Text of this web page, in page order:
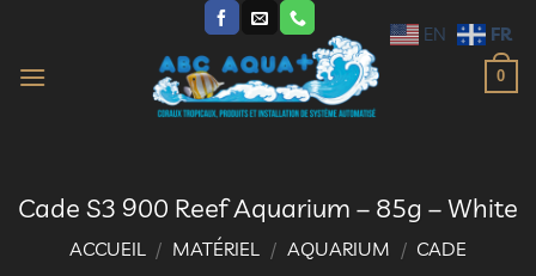
contenu
0
Cade S3 900 Reef Aquarium – 85g – White
ACCUEIL / MATÉRIEL / AQUARIUM / CADE
EN FR